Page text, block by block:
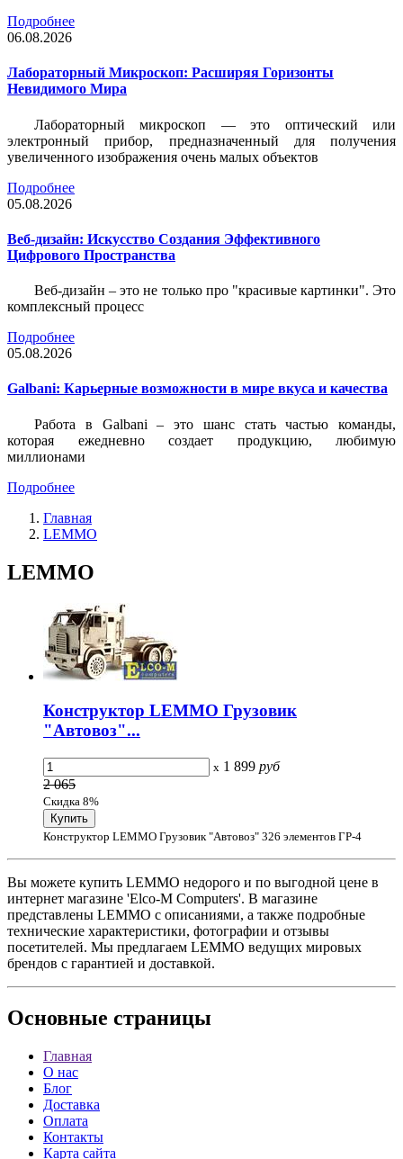
Подробнее
06.08.2026
Лабораторный Микроскоп: Расширяя Горизонты
Невидимого Мира
Лабораторный микроскоп — это оптический или
электронный прибор, предназначенный для получения
увеличенного изображения очень малых объектов
Подробнее
05.08.2026
Веб-дизайн: Искусство Создания Эффективного
Цифрового Пространства
Веб-дизайн – это не только про "красивые картинки". Это
комплексный процесс
Подробнее
05.08.2026
Galbani: Карьерные возможности в мире вкуса и качества
Работа в Galbani – это шанс стать частью команды,
которая ежедневно создает продукцию, любимую
миллионами
Подробнее
Главная
LEMMO
LEMMO
Конструктор LEMMO Грузовик
"Автовоз"...
x 1 899 руб
2 065
Скидка 8%
Конструктор LEMMO Грузовик "Автовоз" 326 элементов ГР-4
Вы можете купить LEMMO недорого и по выгодной цене в
интернет магазине 'Elco-M Computers'. В магазине
представлены LEMMO с описаниями, а также подробные
технические характеристики, фотографии и отзывы
посетителей. Мы предлагаем LEMMO ведущих мировых
брендов с гарантией и доставкой.
Основные страницы
Главная
О нас
Блог
Доставка
Оплата
Контакты
Карта сайта